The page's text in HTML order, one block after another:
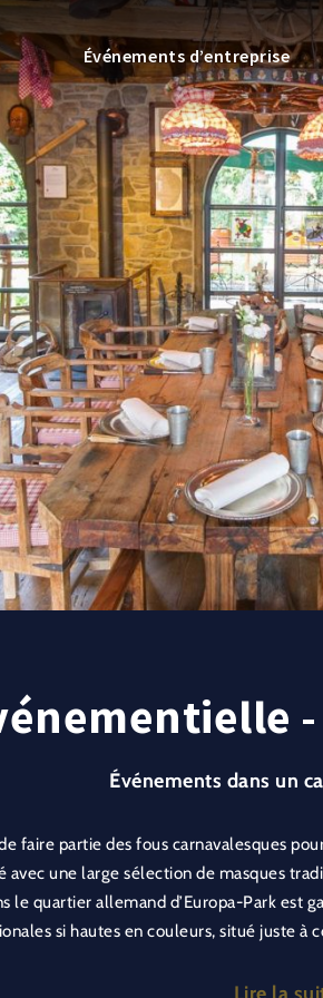
Événements d’entreprise
Événements dans un
faire partie des fous carnavalesques
avec une large sélection de masques
le quartier allemand d’Europa-Park est
si hautes en couleurs, situé juste à
Lire la